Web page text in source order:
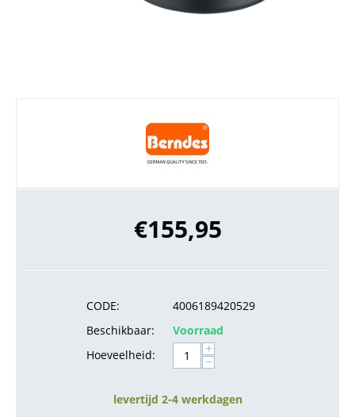
€155,95
CODE:
4006189420529
Beschikbaar:
Voorraad
Hoeveelheid:
+
−
levertijd 2-4 werkdagen